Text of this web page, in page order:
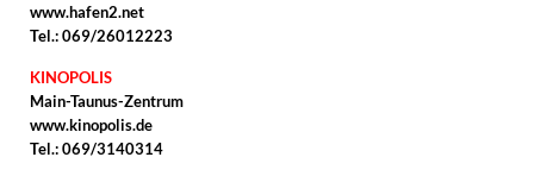
www.hafen2.net
Tel.: 069/26012223
KINOPOLIS
Main-Taunus-Zentrum
www.kinopolis.de
Tel.: 069/3140314